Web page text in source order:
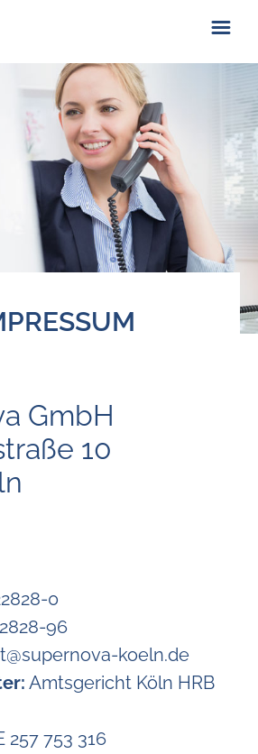
ÜBER UNS
KONTAKT
GmbH
10
0
96
koeln.de
Amtsgericht Köln HRB
257 753 316